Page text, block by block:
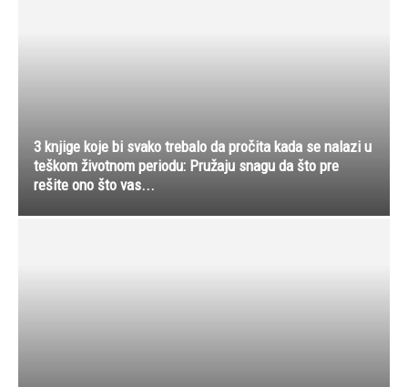
3 knjige koje bi svako trebalo da pročita kada se nalazi u
teškom životnom periodu: Pružaju snagu da što pre
rešite ono što vas...